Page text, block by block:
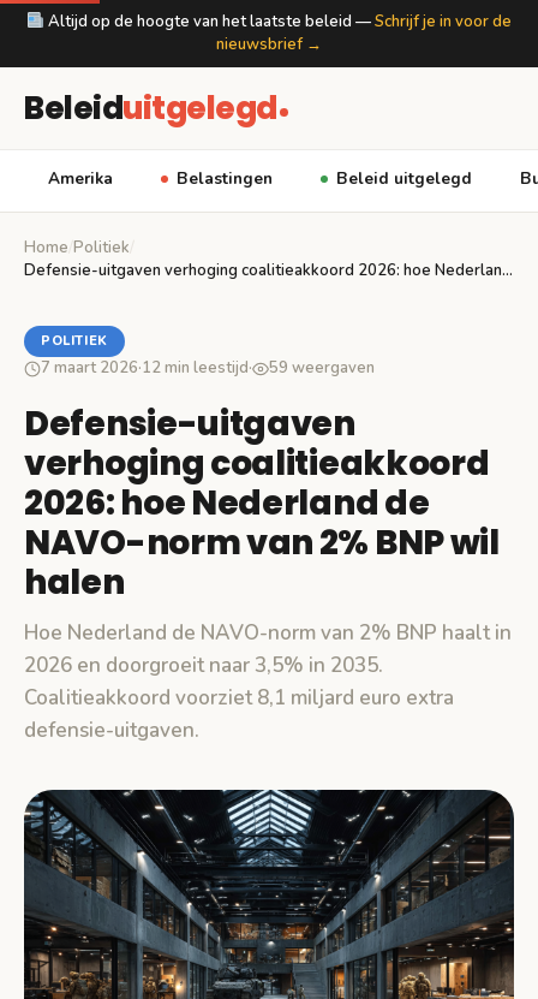
Altijd op de hoogte van het laatste beleid —Schrijf je in voor de
nieuwsbrief →
Beleiduitgelegd
Amerika Belastingen Beleid uitgelegd
Home Politiek
Defensie-uitgaven verhoging coalitieakkoord 2026: hoe Nederland de NAVO-norm…
POLITIEK
7 maart 2026·12 min leestijd· 59 weergaven
Defensie-uitgaven
verhoging coalitieakkoord
2026: hoe Nederland de
NAVO-norm van 2% BNP wil
halen
Hoe Nederland de NAVO-norm van 2% BNP haalt in
2026 en doorgroeit naar 3,5% in 2035.
Coalitieakkoord voorziet 8,1 miljard euro extra
defensie-uitgaven.